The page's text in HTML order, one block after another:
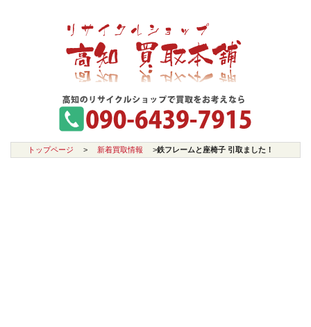
トップページ > 新着買取情報 >鉄フレームと座椅子 引取ました！